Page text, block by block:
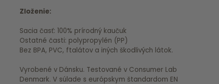
Zloženie:
Sacia časť: 100% prírodný kaučuk
Ostatné časti: polypropylén (PP)
Bez BPA, PVC, ftalátov a iných škodlivých látok.
Vyrobené v Dánsku. Testované v Consumer Lab
Denmark. V súlade s európskym štandardom EN